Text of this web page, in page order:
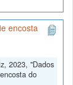
encosta
2023, "Dados
do